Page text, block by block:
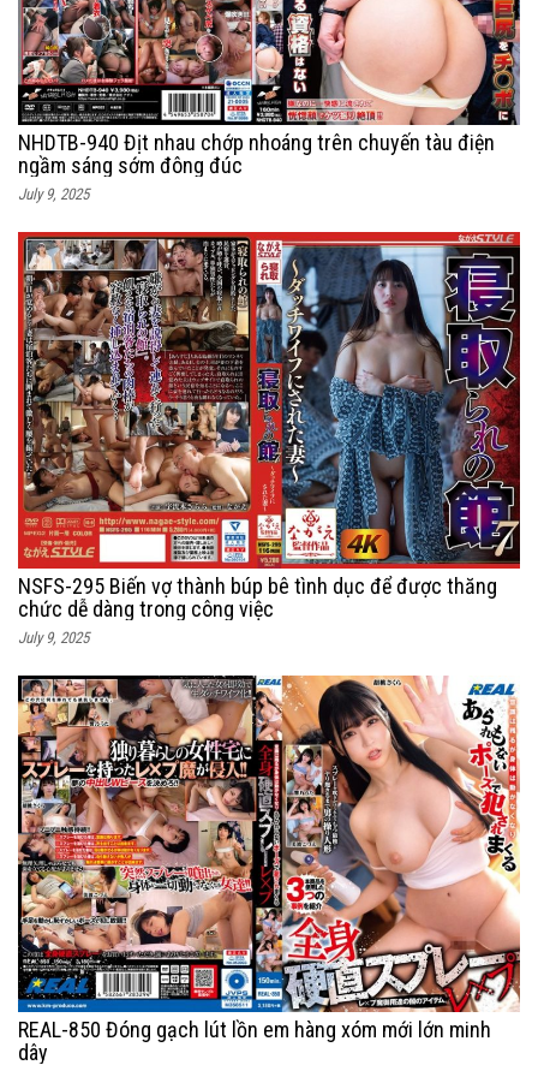
NHDTB-940 Địt nhau chớp nhoáng trên chuyến tàu điện
ngầm sáng sớm đông đúc
July 9, 2025
NSFS-295 Biến vợ thành búp bê tình dục để được thăng
chức dễ dàng trong công việc
July 9, 2025
REAL-850 Đóng gạch lút lồn em hàng xóm mới lớn minh
dây